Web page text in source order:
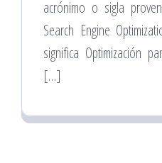
acrónimo o sigla
Search Engine
significa Optimización
[…]